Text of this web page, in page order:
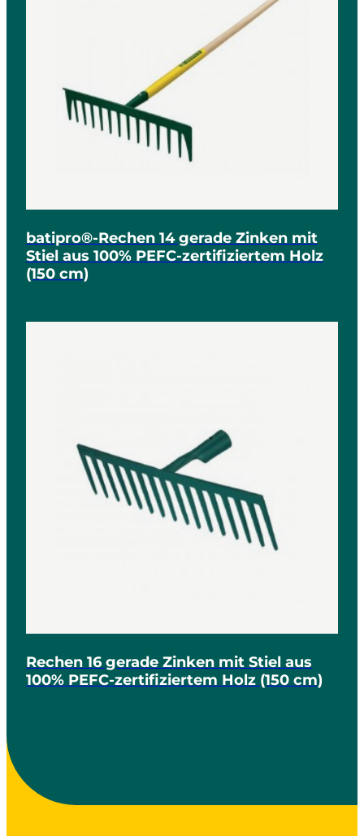
batipro®-Rechen 14 gerade Zinken mit
Stiel aus 100% PEFC-zertifiziertem Holz
(150 cm)
Rechen 16 gerade Zinken mit Stiel aus
100% PEFC-zertifiziertem Holz (150 cm)